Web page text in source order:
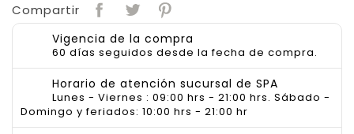
Compartir
Vigencia de la compra
60 días seguidos desde la fecha de compra.
Horario de atención sucursal de SPA
Lunes - Viernes : 09:00 hrs - 21:00 hrs. Sábado -
Domingo y feriados: 10:00 hrs - 21:00 hr